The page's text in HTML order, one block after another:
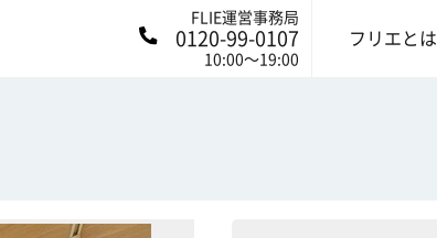
FLIE運営事務局
0120-99-0107
10:00〜19:00
フリエとは